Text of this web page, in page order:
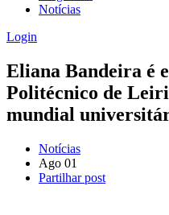
Notícias
Login
Eliana Bandeira é
Politécnico de
mundial
Notícias
Ago 01
Partilhar post